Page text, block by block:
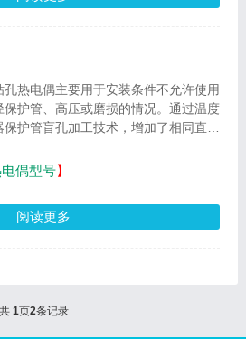
孔热电偶主要用于安装条件不允许使用
保护管、高压或磨损的情况。通过温度
保护管盲孔加工技术，增加了相同直径
偶型号】
阅读更多
共1页2条记录